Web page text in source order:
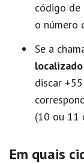
código de
o número
Se a
discar
(10 ou 11
Em quais